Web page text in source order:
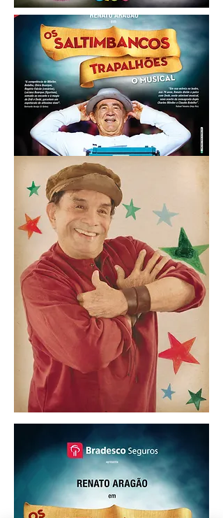
Musical | Os Saltimbancos Trapalhões
Campanha criada para o musical Os
Saltimbancos Trapalhões
de Charles Möeller e Claudio Botelho.
Peças: Marca, Anúncios, Mídia Exterior,
Programa,
Mascotes para Gloob, etc.